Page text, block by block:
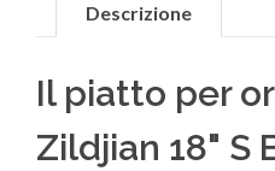
Descrizione
Il piatto per
Zildjian 18" S